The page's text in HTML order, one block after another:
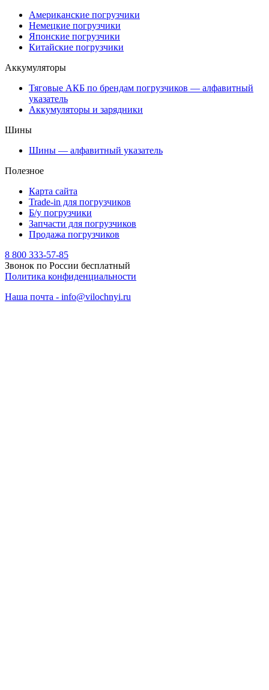
Американские погрузчики
Немецкие погрузчики
Японские погрузчики
Китайские погрузчики
Аккумуляторы
Тяговые АКБ по брендам погрузчиков — алфавитный
указатель
Аккумуляторы и зарядники
Шины
Шины — алфавитный указатель
Полезное
Карта сайта
Trade-in для погрузчиков
Б/у погрузчики
Запчасти для погрузчиков
Продажа погрузчиков
8 800 333-57-85
Звонок по России бесплатный
Политика конфиденциальности
Наша почта - info@vilochnyi.ru